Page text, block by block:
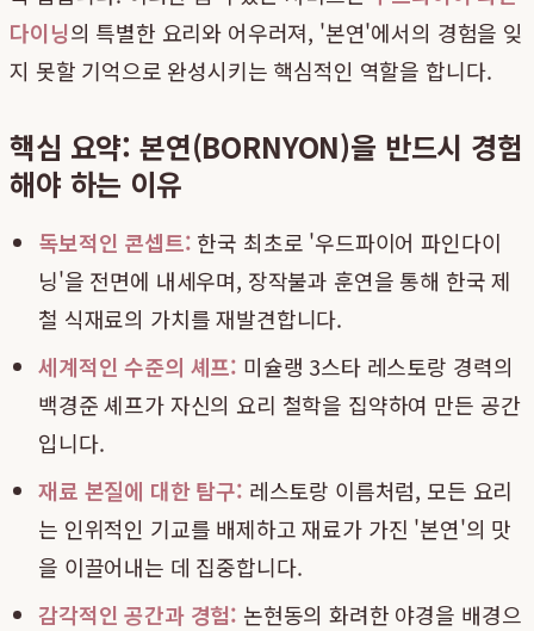
다이닝의 특별한 요리와 어우러져, '본연'에서의 경험을 잊
지 못할 기억으로 완성시키는 핵심적인 역할을 합니다.
핵심 요약: 본연(BORNYON)을 반드시 경험
해야 하는 이유
독보적인 콘셉트: 한국 최초로 '우드파이어 파인다이
닝'을 전면에 내세우며, 장작불과 훈연을 통해 한국 제
철 식재료의 가치를 재발견합니다.
세계적인 수준의 셰프: 미슐랭 3스타 레스토랑 경력의
백경준 셰프가 자신의 요리 철학을 집약하여 만든 공간
입니다.
재료 본질에 대한 탐구: 레스토랑 이름처럼, 모든 요리
는 인위적인 기교를 배제하고 재료가 가진 '본연'의 맛
을 이끌어내는 데 집중합니다.
감각적인 공간과 경험: 논현동의 화려한 야경을 배경으